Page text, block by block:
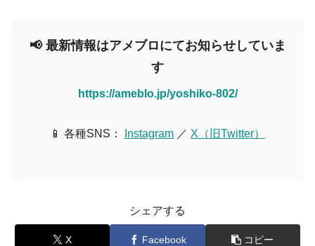
📢 最新情報はアメブロにてお知らせしていま
す
https://ameblo.jp/yoshiko-802/
📱 各種SNS： Instagram ／ X（旧Twitter）
シェアする
X Facebook コピー